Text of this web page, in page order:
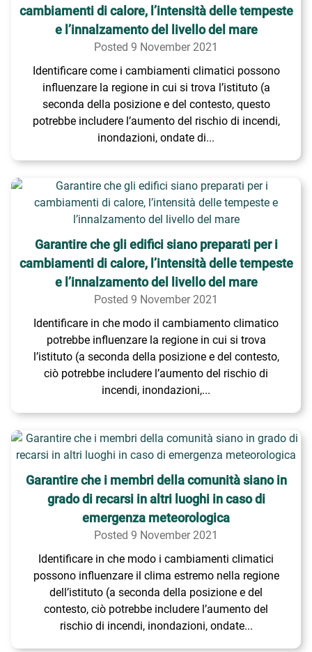
cambiamenti di calore, l’intensità delle tempeste
e l’innalzamento del livello del mare
Posted 9 November 2021
Identificare come i cambiamenti climatici possono
influenzare la regione in cui si trova l’istituto (a
seconda della posizione e del contesto, questo
potrebbe includere l’aumento del rischio di incendi,
inondazioni, ondate di...
Garantire che gli edifici siano preparati per i
cambiamenti di calore, l’intensità delle tempeste
e l’innalzamento del livello del mare
Posted 9 November 2021
Identificare in che modo il cambiamento climatico
potrebbe influenzare la regione in cui si trova
l’istituto (a seconda della posizione e del contesto,
ciò potrebbe includere l’aumento del rischio di
incendi, inondazioni,...
Garantire che i membri della comunità siano in
grado di recarsi in altri luoghi in caso di
emergenza meteorologica
Posted 9 November 2021
Identificare in che modo i cambiamenti climatici
possono influenzare il clima estremo nella regione
dell’istituto (a seconda della posizione e del
contesto, ciò potrebbe includere l’aumento del
rischio di incendi, inondazioni, ondate...